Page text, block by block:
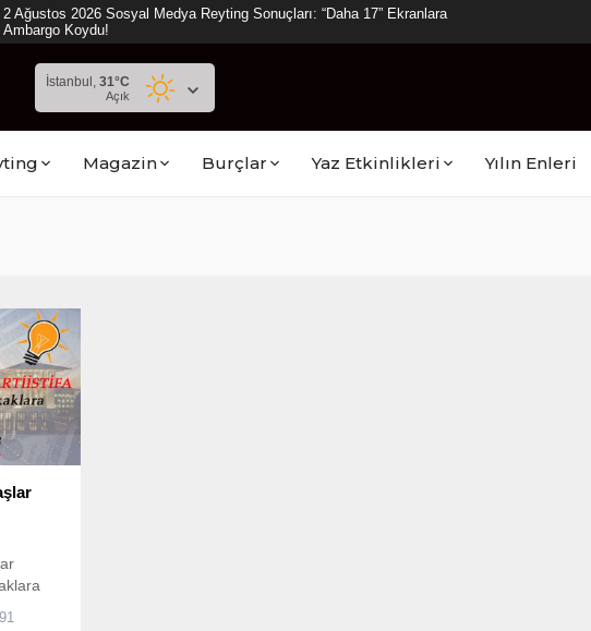
2 Ağustos 2026 Sosyal Medya Reyting Sonuçları: “Daha 17” Ekranlara
Ambargo Koydu!
İstanbul, 31°C
Açık
Magazin Burçlar Yaz Etkinlikleri Yılın Enleri